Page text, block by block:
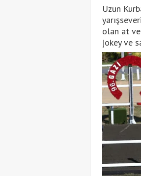
Uzun
olan at ve
jokey ve